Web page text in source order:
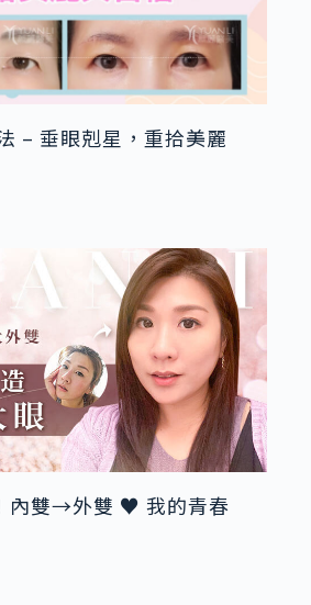
– 垂眼剋星，重拾美麗
內雙→外雙 ♥ 我的青春